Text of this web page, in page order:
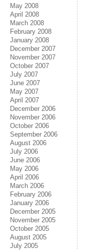
May 2008
April 2008
March 2008
February 2008
January 2008
December 2007
November 2007
October 2007
July 2007
June 2007
May 2007
April 2007
December 2006
November 2006
October 2006
September 2006
August 2006
July 2006
June 2006
May 2006
April 2006
March 2006
February 2006
January 2006
December 2005
November 2005
October 2005
August 2005
July 2005